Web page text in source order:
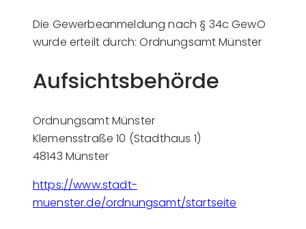
Die Gewerbeanmeldung nach § 34c GewO
wurde erteilt durch: Ordnungsamt Münster
Aufsichtsbehörde
Ordnungsamt Münster
Klemensstraße 10 (Stadthaus 1)
48143 Münster
https://www.stadt-
muenster.de/ordnungsamt/startseite